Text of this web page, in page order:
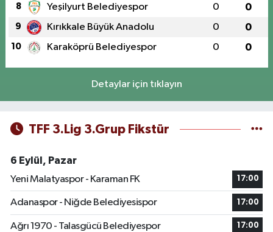
8 Yeşilyurt Belediyespor 0 0
9 Kırıkkale Büyük Anadolu 0 0
10 Karaköprü Belediyespor 0 0
Detaylar için tıklayın
TFF 3.Lig 3.Grup Fikstür
6 Eylül, Pazar
Yeni Malatyaspor - Karaman FK
17:00
Adanaspor - Niğde Belediyesispor 17:00
Ağrı 1970 - Talasgücü Belediyespor 17:00